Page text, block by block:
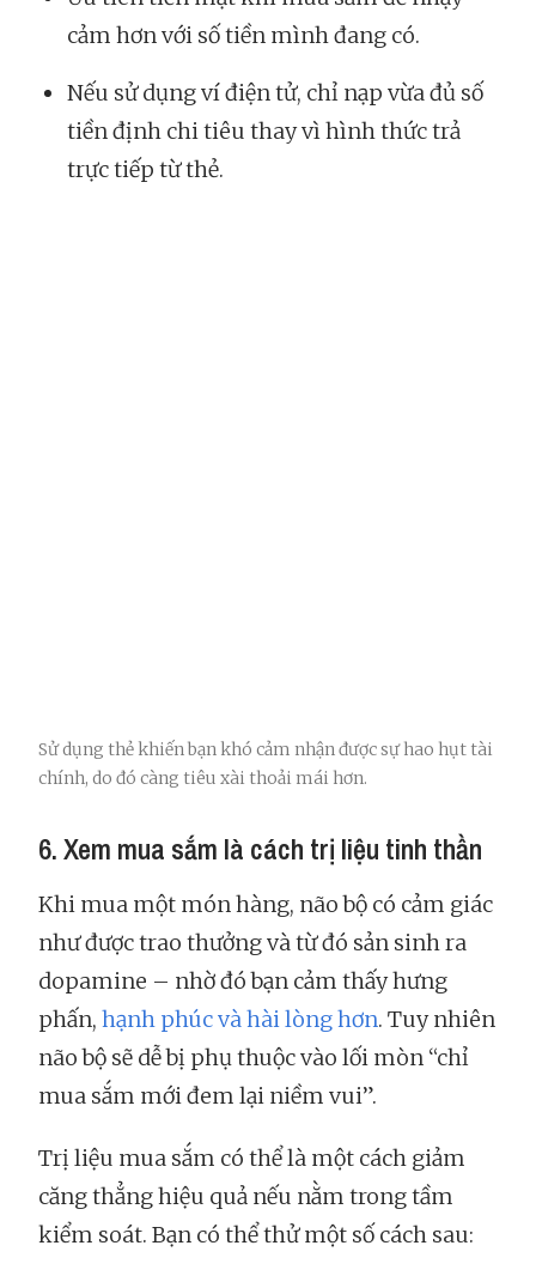
cảm hơn với số tiền mình đang có.
Nếu sử dụng ví điện tử, chỉ nạp vừa đủ số
tiền định chi tiêu thay vì hình thức trả
trực tiếp từ thẻ.
Sử dụng thẻ khiến bạn khó cảm nhận được sự hao hụt tài
chính, do đó càng tiêu xài thoải mái hơn.
6. Xem mua sắm là cách trị liệu tinh thần
Khi mua một món hàng, não bộ có cảm giác
như được trao thưởng và từ đó sản sinh ra
dopamine – nhờ đó bạn cảm thấy hưng
phấn, hạnh phúc và hài lòng hơn. Tuy nhiên
não bộ sẽ dễ bị phụ thuộc vào lối mòn “chỉ
mua sắm mới đem lại niềm vui”.
Trị liệu mua sắm có thể là một cách giảm
căng thẳng hiệu quả nếu nằm trong tầm
kiểm soát. Bạn có thể thử một số cách sau: